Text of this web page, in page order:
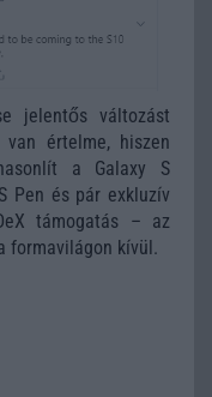
jelentős változást
értelme, hiszen
a Galaxy S
Pen és pár exkluzív
támogatás – az
formavilágon kívül.